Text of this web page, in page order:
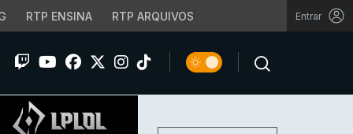
RTP ENSINA RTP ARQUIVOS Entrar